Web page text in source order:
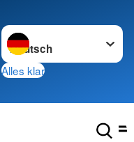
Sprache wechseln zu
Alles klar